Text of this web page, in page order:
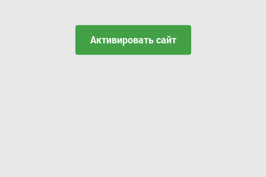
Активировать сайт